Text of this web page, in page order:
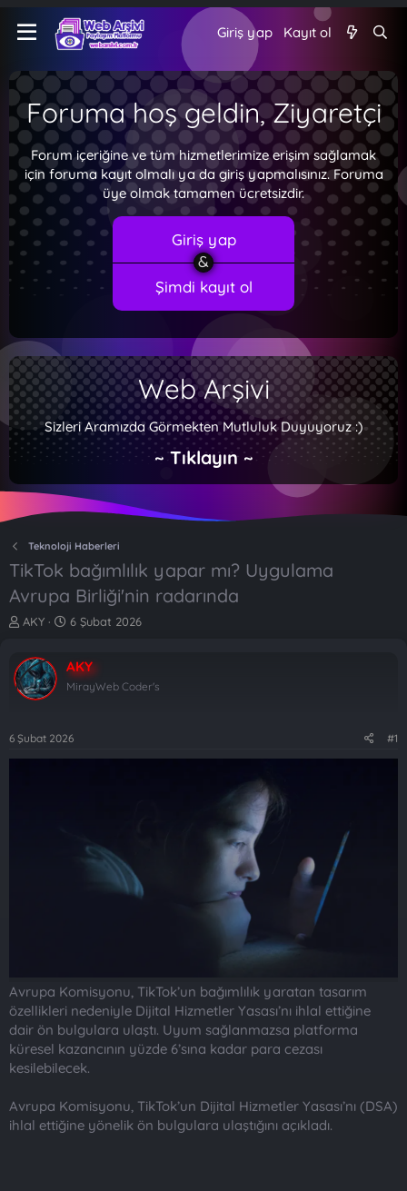
Giriş yap Kayıt ol
Foruma hoş geldin, Ziyaretçi
Forum içeriğine ve tüm hizmetlerimize erişim sağlamak
için foruma kayıt olmalı ya da giriş yapmalısınız. Foruma
üye olmak tamamen ücretsizdir.
Giriş yap
Şimdi kayıt ol
Web Arşivi
Sizleri Aramızda Görmekten Mutluluk Duyuyoruz :)
~ Tıklayın ~
Teknoloji Haberleri
TikTok bağımlılık yapar mı? Uygulama
Avrupa Birliği'nin radarında
K
b
u
y
b
AKY
B
l
a
ı
6 Şubat 2026
AKY
MirayWeb Coder's
6 Şubat 2026 #1
Avrupa Komisyonu, TikTok’un bağımlılık yaratan tasarım
özellikleri nedeniyle Dijital Hizmetler Yasası’nı ihlal ettiğine
dair ön bulgulara ulaştı. Uyum sağlanmazsa platforma
küresel kazancının yüzde 6’sına kadar para cezası
kesilebilecek.
Avrupa Komisyonu, TikTok’un Dijital Hizmetler Yasası’nı (DSA)
ihlal ettiğine yönelik ön bulgulara ulaştığını açıkladı.